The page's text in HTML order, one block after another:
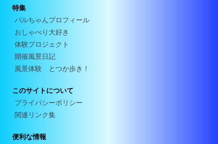
特集
パルちゃんプロフィール
おしゃべり大好き
体験プロジェクト
開催風景日記
風景体験 とつか歩き！
このサイトについて
プライバシーポリシー
関連リンク集
便利な情報